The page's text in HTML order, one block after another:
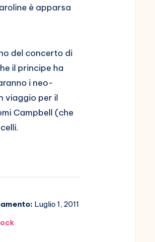
è apparsa
del concerto di
il principe ha
i neo-
viaggio per il
Campbell (che
Luglio 1, 2011